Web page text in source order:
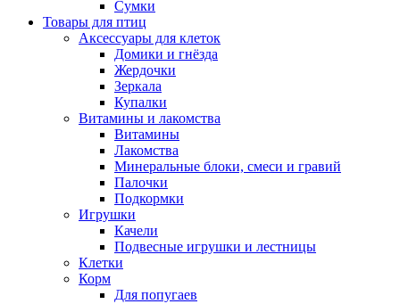
Сумки
Товары для птиц
Аксессуары для клеток
Домики и гнёзда
Жердочки
Зеркала
Купалки
Витамины и лакомства
Витамины
Лакомства
Минеральные блоки, смеси и гравий
Палочки
Подкормки
Игрушки
Качели
Подвесные игрушки и лестницы
Клетки
Корм
Для попугаев